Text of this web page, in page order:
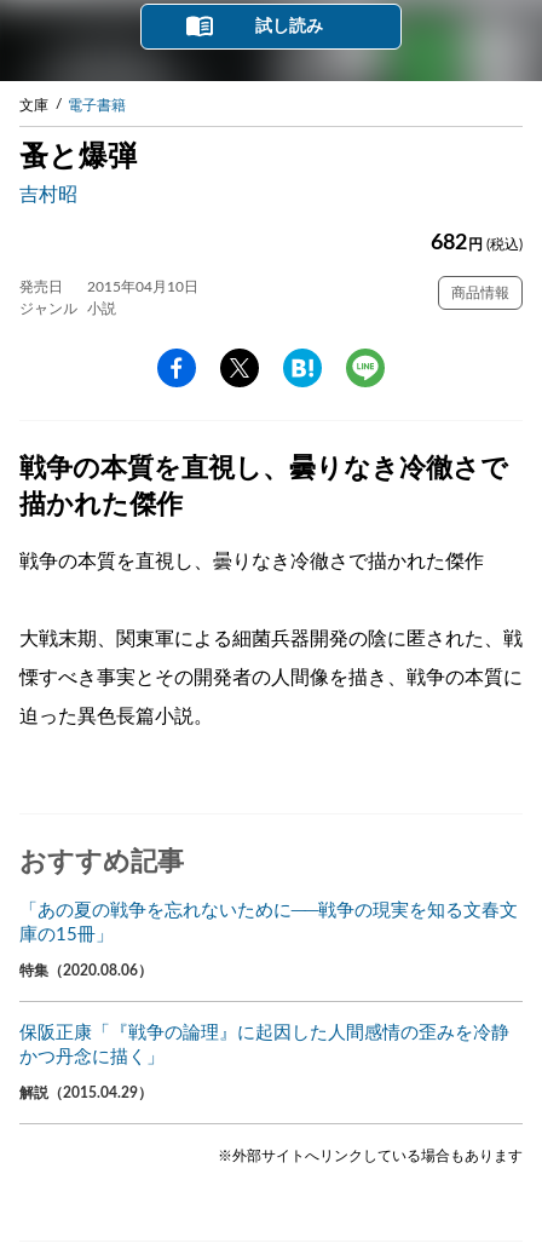
試し読み
文庫 電子書籍
蚤と爆弾
吉村昭
682 円 (税込)
発売日
2015年04月10日
ジャンル
小説
商品情報
戦争の本質を直視し、曇りなき冷徹さで
描かれた傑作
戦争の本質を直視し、曇りなき冷徹さで描かれた傑作
大戦末期、関東軍による細菌兵器開発の陰に匿された、戦
慄すべき事実とその開発者の人間像を描き、戦争の本質に
迫った異色長篇小説。
おすすめ記事
「あの夏の戦争を忘れないために──戦争の現実を知る文春文
庫の15冊」
特集（2020.08.06）
保阪正康「『戦争の論理』に起因した人間感情の歪みを冷静
かつ丹念に描く」
解説（2015.04.29）
※外部サイトへリンクしている場合もあります